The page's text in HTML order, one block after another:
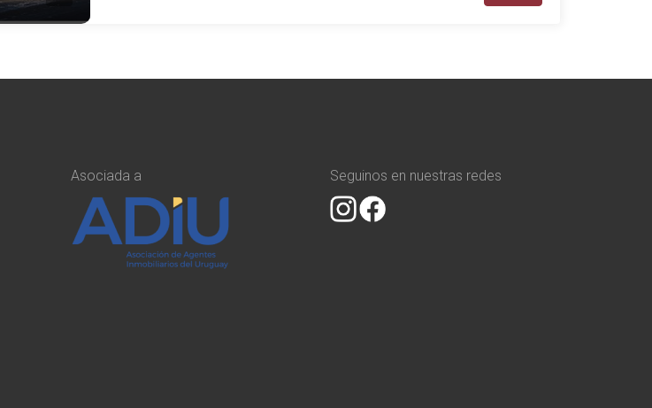
Asociada a Seguinos en nuestras redes